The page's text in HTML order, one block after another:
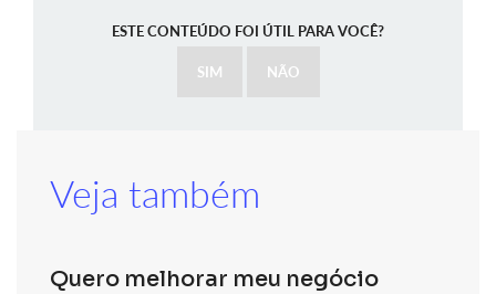
ESTE CONTEÚDO FOI ÚTIL PARA VOCÊ?
SIM NÃO
Veja também
Quero melhorar meu negócio